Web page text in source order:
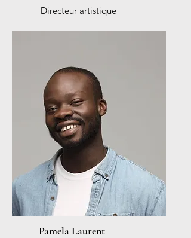
Directeur artistique
Pamela Laurent